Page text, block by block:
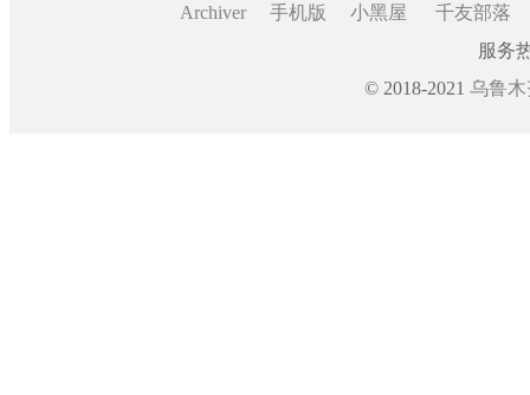
Archiver
手机版 小黑屋
千友部落
服务
© 2018-2021 乌鲁